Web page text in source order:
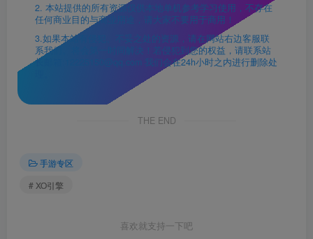
2. 本站提供的所有资源仅供本地单机参考学习使用，不存在
任何商业目的与商业用途，请大家不要用于商用！
3.如果本站有侵犯、不妥之处的资源，请在网站右边客服联
系我们。将会第一时间解决！若侵犯到您的权益，请联系站
长邮箱:12225150@qq.com 我们会在24h小时之内进行删除处
THE END
手游专区
# XO引擎
喜欢就支持一下吧